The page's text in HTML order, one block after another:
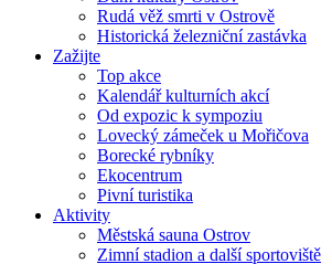
Rudá věž smrti v Ostrově
Historická železniční zastávka
Zažijte
Top akce
Kalendář kulturních akcí
Od expozic k sympoziu
Lovecký zámeček u Mořičova
Borecké rybníky
Ekocentrum
Pivní turistika
Aktivity
Městská sauna Ostrov
Zimní stadion a další sportoviště